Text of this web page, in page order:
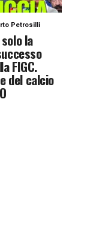
Petrosilli
la
FIGC.
del calcio